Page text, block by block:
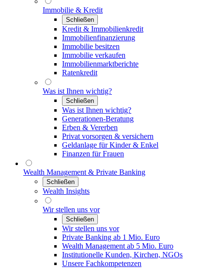
Immobilie & Kredit
Schließen
Kredit & Immobilienkredit
Immobilienfinanzierung
Immobilie besitzen
Immobilie verkaufen
Immobilienmarktberichte
Ratenkredit
Was ist Ihnen wichtig?
Schließen
Was ist Ihnen wichtig?
Generationen-Beratung
Erben & Vererben
Privat vorsorgen & versichern
Geldanlage für Kinder & Enkel
Finanzen für Frauen
Wealth Management & Private Banking
Schließen
Wealth Insights
Wir stellen uns vor
Schließen
Wir stellen uns vor
Private Banking ab 1 Mio. Euro
Wealth Management ab 5 Mio. Euro
Institutionelle Kunden, Kirchen, NGOs
Unsere Fachkompetenzen